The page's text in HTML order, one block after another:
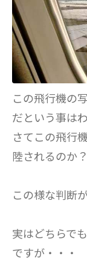
この飛行機の
だという事は
さてこの飛行
陸されるのか？
この様な判断
実はどちらで
ですが・・・